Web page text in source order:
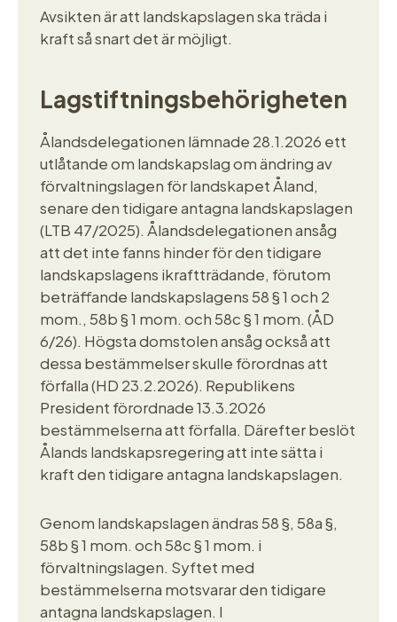
Avsikten är att landskapslagen ska träda i
kraft så snart det är möjligt.
Lagstiftningsbehörigheten
Ålandsdelegationen lämnade 28.1.2026 ett
utlåtande om landskapslag om ändring av
förvaltningslagen för landskapet Åland,
senare den tidigare antagna landskapslagen
(LTB 47/2025). Ålandsdelegationen ansåg
att det inte fanns hinder för den tidigare
landskapslagens ikraftträdande, förutom
beträffande landskapslagens 58 § 1 och 2
mom., 58b § 1 mom. och 58c § 1 mom. (ÅD
6/26). Högsta domstolen ansåg också att
dessa bestämmelser skulle förordnas att
förfalla (HD 23.2.2026). Republikens
President förordnade 13.3.2026
bestämmelserna att förfalla. Därefter beslöt
Ålands landskapsregering att inte sätta i
kraft den tidigare antagna landskapslagen.
Genom landskapslagen ändras 58 §, 58a §,
58b § 1 mom. och 58c § 1 mom. i
förvaltningslagen. Syftet med
bestämmelserna motsvarar den tidigare
antagna landskapslagen. I